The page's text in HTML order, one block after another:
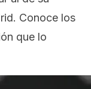
Conoce los
que lo